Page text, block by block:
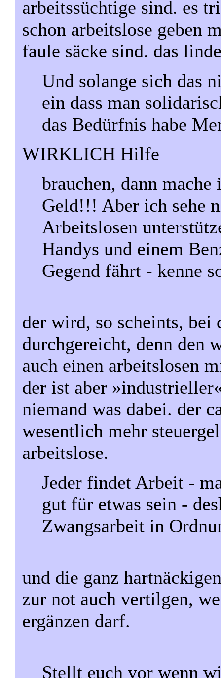
arbeitssüchtige sind. es
schon arbeitslose geben
faule säcke sind. das
Und solange sich das
ein dass man
das Bedürfnis habe
WIRKLICH Hilfe
brauchen, dann
Geld!!! Aber ich sehe
Arbeitslosen
Handys und einem
Gegend fährt - kenne
der wird, so scheints, bei
durchgereicht, denn den
auch einen arbeitslosen
der ist aber
niemand was dabei. der
wesentlich mehr
arbeitslose.
Jeder findet Arbeit -
gut für etwas sein -
Zwangsarbeit in
und die ganz
zur not auch vertilgen,
ergänzen darf.
Stellt euch vor wenn